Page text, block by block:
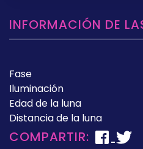
INFORMACIÓN DE
Fase
Iluminación
Edad de la luna
Distancia de la luna
COMPARTIR: